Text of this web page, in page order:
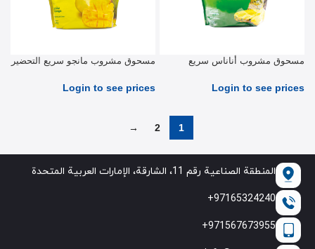
مسحوق مشروب أناناس سريع
Login to see prices
مسحوق مشروب مانجو سريع التحضير
Login to see prices
1
2
→
المنطقة الصناعية رقم 11، الشارقة، الإمارات العربية المتحدة
97165324240+
971567673955+